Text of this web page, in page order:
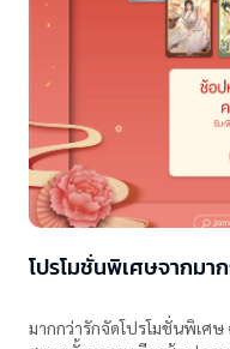
โปรโมชั่นพิเศษจากมา
มากกว่ารักจัดโปรโมชั่นพิเศษ